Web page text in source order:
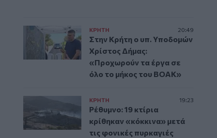
ΚΡΗΤΗ 20:49
Στην Κρήτη ο υπ. Υποδομών
Χρίστος Δήμας:
«Προχωρούν τα έργα σε
όλο το μήκος του ΒΟΑΚ»
ΚΡΗΤΗ 19:23
Ρέθυμνο: 19 κτίρια
κρίθηκαν «κόκκινα» μετά
τις φονικές πυρκαγιές